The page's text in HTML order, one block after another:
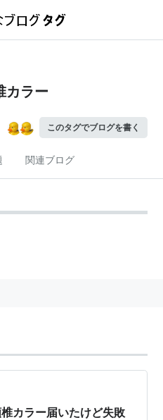
カラー
このタグでブログを書く
関連ブログ
カラー届いたけど失敗